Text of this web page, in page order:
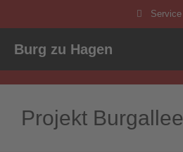
Inhalt
springen
Service
Burg zu Hagen
Projekt Burgallee